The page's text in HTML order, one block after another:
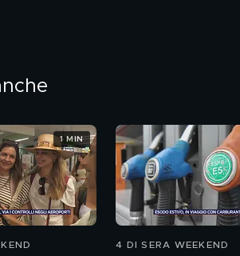
1 MIN
4 DI SERA WEEKEND